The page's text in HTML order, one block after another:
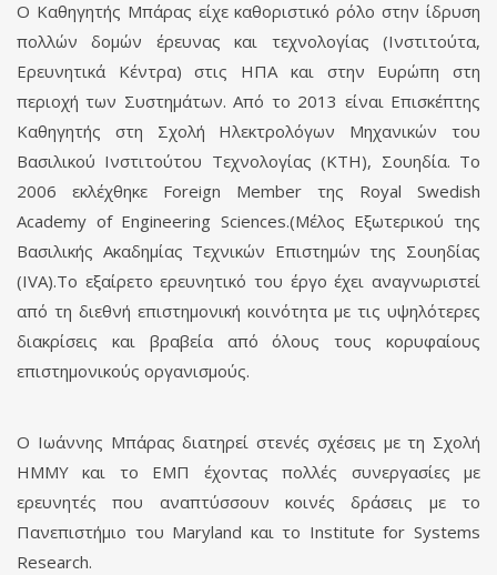
Ο Καθηγητής Μπάρας είχε καθοριστικό ρόλο στην ίδρυση
πολλών δομών έρευνας και τεχνολογίας (Ινστιτούτα,
Ερευνητικά Κέντρα) στις ΗΠΑ και στην Ευρώπη στη
περιοχή των Συστημάτων. Από το 2013 είναι Επισκέπτης
Καθηγητής στη Σχολή Ηλεκτρολόγων Μηχανικών του
Βασιλικού Ινστιτούτου Τεχνολογίας (KTH), Σουηδία. Το
2006 εκλέχθηκε Foreign Member της Royal Swedish
Academy of Engineering Sciences.(Μέλος Εξωτερικού της
Βασιλικής Ακαδημίας Τεχνικών Επιστημών της Σουηδίας
(IVA).Το εξαίρετο ερευνητικό του έργο έχει αναγνωριστεί
από τη διεθνή επιστημονική κοινότητα με τις υψηλότερες
διακρίσεις και βραβεία από όλους τους κορυφαίους
επιστημονικούς οργανισμούς.
Ο Ιωάννης Μπάρας διατηρεί στενές σχέσεις με τη Σχολή
ΗΜΜΥ και το ΕΜΠ έχοντας πολλές συνεργασίες με
ερευνητές που αναπτύσσουν κοινές δράσεις με το
Πανεπιστήμιο του Maryland και το Ιnstitute for Systems
Research.